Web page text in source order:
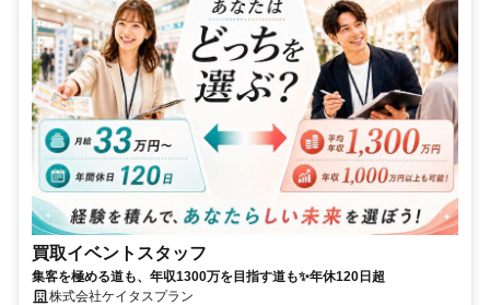
買取イベントスタッフ
集客を極める道も、年収1300万を目指す道も✨年休120日超
株式会社ケイタスプラン